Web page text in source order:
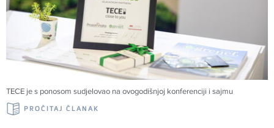
TECE je s ponosom sudjelovao na ovogodišnjoj konferenciji i sajmu
PROČITAJ ČLANAK